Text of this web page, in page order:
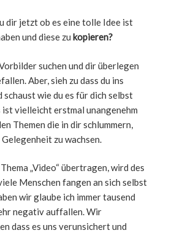
dir jetzt ob es eine tolle Idee ist
und diese zu kopieren?
suchen und dir überlegen
Aber, sieh zu dass du ins
schaust wie du es für dich selbst
ist vielleicht erstmal unangenehm
Themen die in dir schlummern,
zu wachsen.
„Video“ übertragen, wird des
Menschen fangen an sich selbst
wir glaube ich immer tausend
negativ auffallen. Wir
dass es uns verunsichert und